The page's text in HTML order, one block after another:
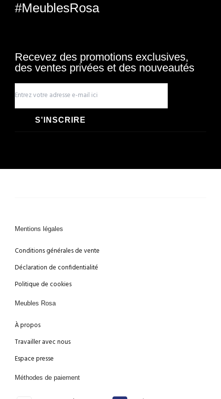
#MeublesRosa
Recevez des promotions exclusives,
des ventes privées et des nouveautés
S'INSCRIRE
Mentions légales
Conditions générales de vente
Déclaration de confidentialité
Politique de cookies
Meubles Rosa
À propos
Travailler avec nous
Espace presse
Méthodes de paiement